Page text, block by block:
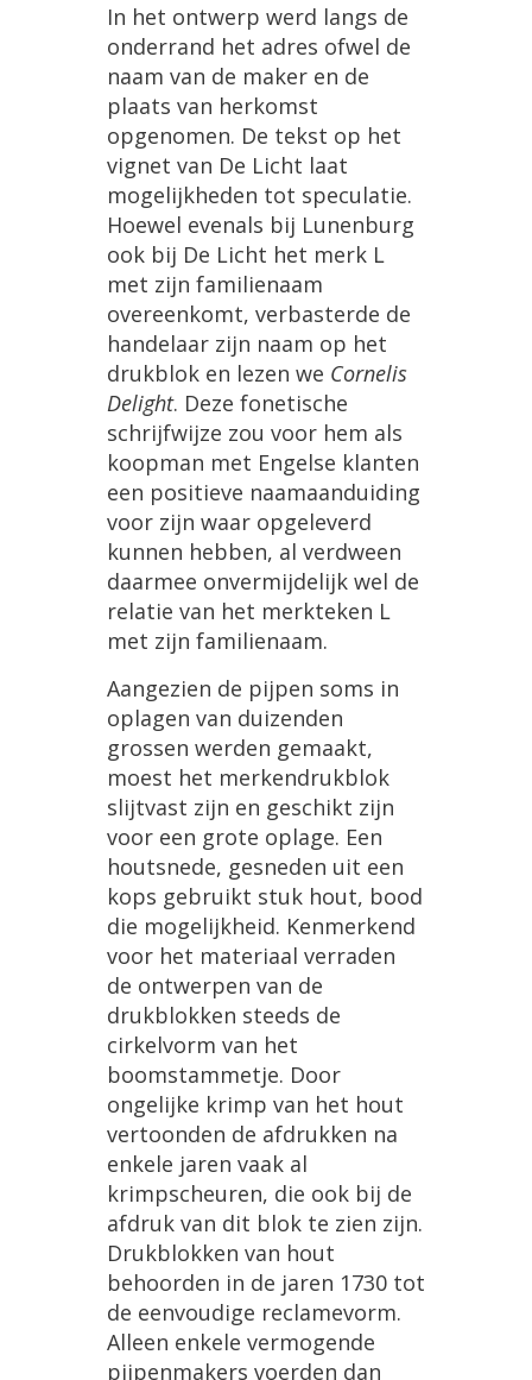
In het ontwerp werd langs de
onderrand het adres ofwel de
naam van de maker en de
plaats van herkomst
opgenomen. De tekst op het
vignet van De Licht laat
mogelijkheden tot speculatie.
Hoewel evenals bij Lunenburg
ook bij De Licht het merk L
met zijn familienaam
overeenkomt, verbasterde de
handelaar zijn naam op het
drukblok en lezen we Cornelis
Delight. Deze fonetische
schrijfwijze zou voor hem als
koopman met Engelse klanten
een positieve naamaanduiding
voor zijn waar opgeleverd
kunnen hebben, al verdween
daarmee onvermijdelijk wel de
relatie van het merkteken L
met zijn familienaam.
Aangezien de pijpen soms in
oplagen van duizenden
grossen werden gemaakt,
moest het merkendrukblok
slijtvast zijn en geschikt zijn
voor een grote oplage. Een
houtsnede, gesneden uit een
kops gebruikt stuk hout, bood
die mogelijkheid. Kenmerkend
voor het materiaal verraden
de ontwerpen van de
drukblokken steeds de
cirkelvorm van het
boomstammetje. Door
ongelijke krimp van het hout
vertoonden de afdrukken na
enkele jaren vaak al
krimpscheuren, die ook bij de
afdruk van dit blok te zien zijn.
Drukblokken van hout
behoorden in de jaren 1730 tot
de eenvoudige reclamevorm.
Alleen enkele vermogende
pijpenmakers voerden dan